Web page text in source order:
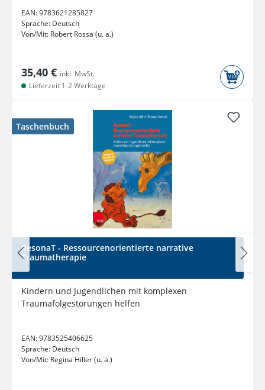
EAN:9783621285827
Sprache: Deutsch
Von/Mit: Robert Rossa (u. a.)
35,40 € inkl. MwSt.
Lieferzeit 1-2 Werktage
Taschenbuch
ResonaT - Ressourcenorientierte narrative
Traumatherapie
Kindern und Jugendlichen mit komplexen
Traumafolgestörungen helfen
EAN:9783525406625
Sprache: Deutsch
Von/Mit: Regina Hiller (u. a.)